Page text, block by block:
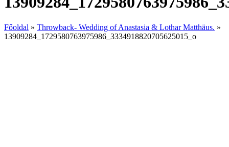
Főoldal » Throwback- Wedding of Anastasia & Lothar Matthäus. »
13909284_1729580763975986_3334918820705625015_o